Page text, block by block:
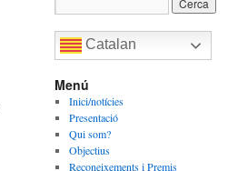
Catalan
Menú
Inici/notícies
Presentació
Qui som?
Objectius
Reconeixements i Premis